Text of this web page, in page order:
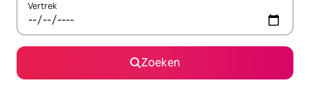
Vertrek
Zoeken